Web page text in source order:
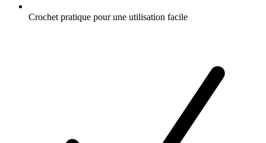
Crochet pratique pour une utilisation facile